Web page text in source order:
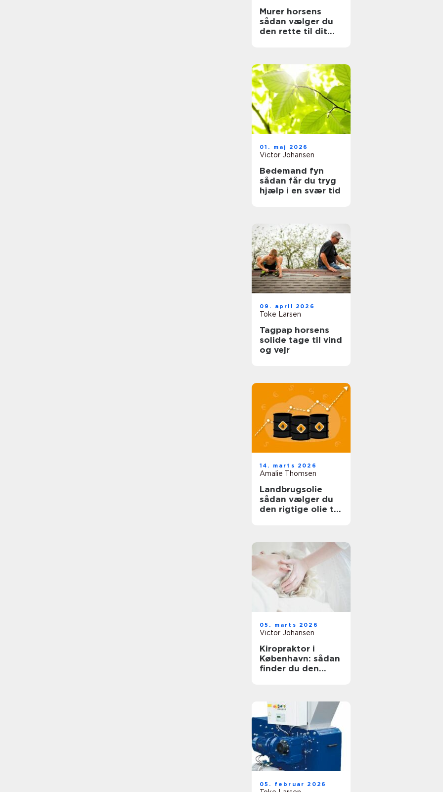
Murer horsens
sådan vælger du
den rette til dit
01. maj 2026
Victor Johansen
Bedemand fyn
sådan får du tryg
hjælp i en svær tid
09. april 2026
Toke Larsen
Tagpap horsens
solide tage til vind
og vejr
14. marts 2026
Amalie Thomsen
Landbrugsolie
sådan vælger du
den rigtige olie til
05. marts 2026
Victor Johansen
Kiropraktor i
København: sådan
finder du den
05. februar 2026